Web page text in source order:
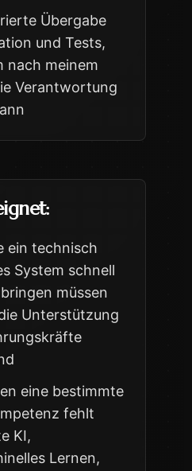
Übergabe
und Tests,
nach meinem
Verantwortung
ein technisch
System schnell
müssen
Unterstützung
eine bestimmte
fehlt
KI,
Lernen,